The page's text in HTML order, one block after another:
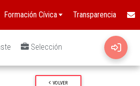
Formación Cívica Transparencia
Selección
VOLVER